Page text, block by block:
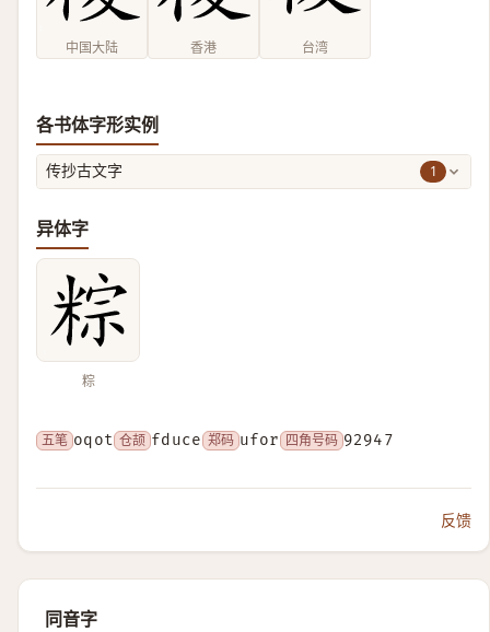
中国大陆 香港 台湾
各书体字形实例
传抄古文字 1
异体字
粽
五笔 oqot 仓颉 fduce 郑码 ufor 四角号码 92947
反馈
同音字